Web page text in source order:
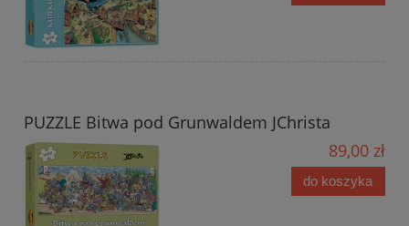
PUZZLE Bitwa pod Grunwaldem JChrista
89,00 zł
do koszyka